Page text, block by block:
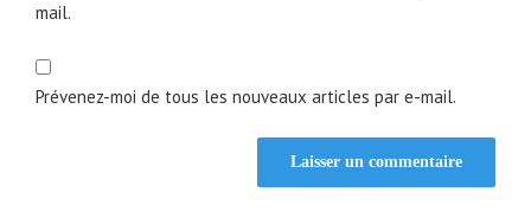
mail.
Prévenez-moi de tous les nouveaux articles par e-mail.